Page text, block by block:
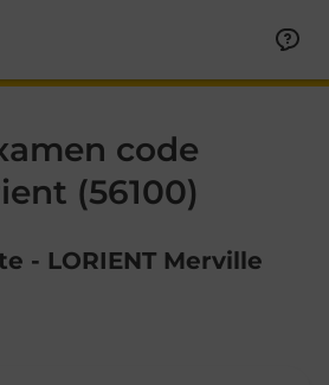
code
(56100)
- LORIENT Merville